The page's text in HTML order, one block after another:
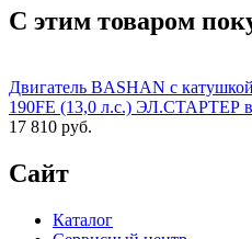
С этим товаром
Двигатель BASHAN с
190FE (13,0 л.с.) ЭЛ.СТАРТЕР
17 810 руб.
Сайт
Каталог